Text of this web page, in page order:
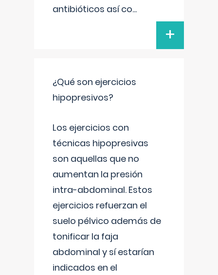
antibióticos así co...
+
¿Qué son ejercicios
hipopresivos?
Los ejercicios con
técnicas hipopresivas
son aquellas que no
aumentan la presión
intra-abdominal. Estos
ejercicios refuerzan el
suelo pélvico además de
tonificar la faja
abdominal y sí estarían
indicados en el